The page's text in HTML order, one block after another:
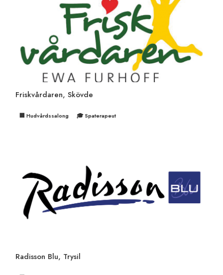
Friskvårdaren, Skövde
🏢 Hudvårdssalong 🎓 Spaterapeut
Radisson Blu, Trysil